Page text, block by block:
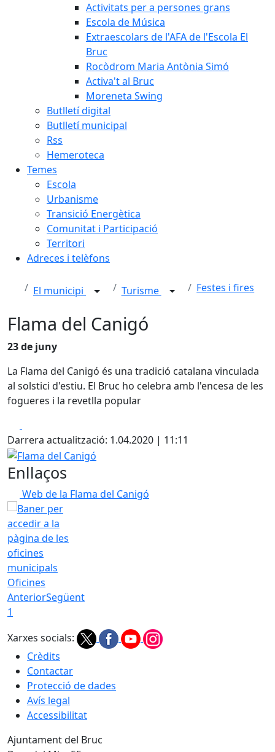
Activitats per a persones grans
Escola de Música
Extraescolars de l'AFA de l'Escola El
Bruc
Rocòdrom Maria Antònia Simó
Activa't al Bruc
Moreneta Swing
Butlletí digital
Butlletí municipal
Rss
Hemeroteca
Temes
Escola
Urbanisme
Transició Energètica
Comunitat i Participació
Territori
Adreces i telèfons
El municipi Turisme Festes i fires
Flama del Canigó
23 de juny
La Flama del Canigó és una tradició catalana vinculada
al solstici d'estiu. El Bruc ho celebra amb l'encesa de les
fogueres i la revetlla popular
Darrera actualització: 1.04.2020 | 11:11
Flama del Canigó
Enllaços
Web de la Flama del Canigó
Oficines
AnteriorSegüent
1
Xarxes socials:
Crèdits
Contactar
Protecció de dades
Avís legal
Accessibilitat
Ajuntament del Bruc